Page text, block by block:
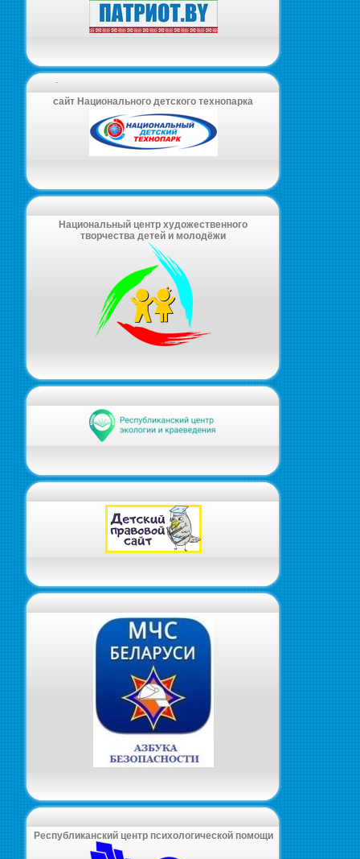
-
сайт Национального детского технопарка
Национальный центр художественного
творчества детей и молодёжи
Республиканский центр психологической помощи